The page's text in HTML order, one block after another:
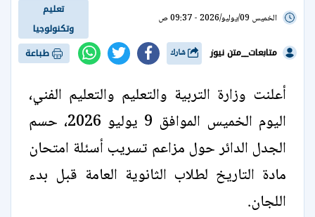
الخميس 09/يوليو/2026 - 09:37 ص
تعليم
وتكنولوجيا
متابعات__متن نيوز
طباعة
أعلنت وزارة التربية والتعليم والتعليم الفني،
اليوم الخميس الموافق 9 يوليو 2026، حسم
الجدل الدائر حول مزاعم تسريب أسئلة امتحان
مادة التاريخ لطلاب الثانوية العامة قبل بدء
اللجان.